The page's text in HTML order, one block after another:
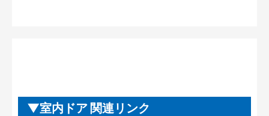
室内ドア 関連リンク